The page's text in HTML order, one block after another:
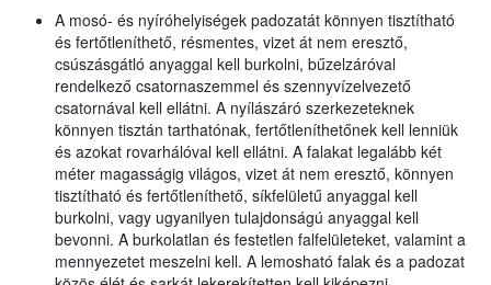
A mosó- és nyíróhelyiségek padozatát könnyen tisztítható
és fertőtleníthető, résmentes, vizet át nem eresztő,
csúszásgátló anyaggal kell burkolni, bűzelzáróval
rendelkező csatornaszemmel és szennyvízelvezető
csatornával kell ellátni. A nyílászáró szerkezeteknek
könnyen tisztán tarthatónak, fertőtleníthetőnek kell lenniük
és azokat rovarhálóval kell ellátni. A falakat legalább két
méter magasságig világos, vizet át nem eresztő, könnyen
tisztítható és fertőtleníthető, síkfelületű anyaggal kell
burkolni, vagy ugyanilyen tulajdonságú anyaggal kell
bevonni. A burkolatlan és festetlen falfelületeket, valamint a
mennyezetet meszelni kell. A lemosható falak és a padozat